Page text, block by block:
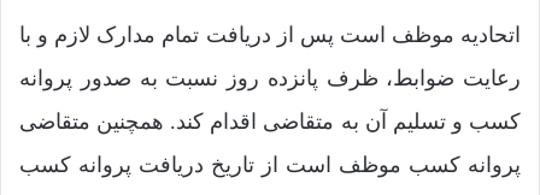
اتحادیه موظف است پس از دریافت تمام مدارک لازم و با
رعایت ضوابط، ظرف پانزده ‌روز نسبت به صدور پروانه
کسب و تسلیم آن به متقاضی اقدام کند. همچنین متقاضی
‌پروانه کسب موظف است از تاریخ دریافت پروانه کسب